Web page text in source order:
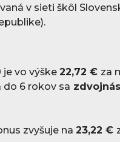
v sieti škôl
je vo výške22,72 € za
6 rokov sa
zvyšuje na23,22 €